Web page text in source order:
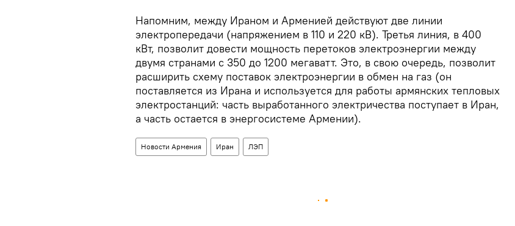
Напомним, между Ираном и Арменией действуют две линии
электропередачи (напряжением в 110 и 220 кВ). Третья линия, в 400
кВт, позволит довести мощность перетоков электроэнергии между
двумя странами с 350 до 1200 мегаватт. Это, в свою очередь, позволит
расширить схему поставок электроэнергии в обмен на газ (он
поставляется из Ирана и используется для работы армянских тепловых
электростанций: часть выработанного электричества поступает в Иран,
а часть остается в энергосистеме Армении).
Новости Армения Иран ЛЭП